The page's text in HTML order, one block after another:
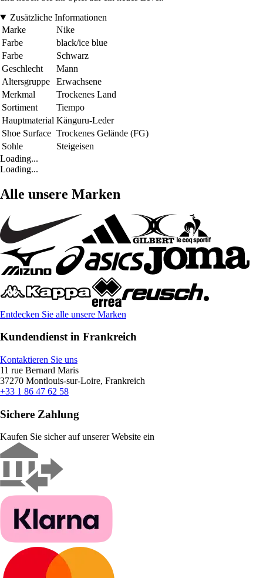
Zusätzliche Informationen
Marke
Nike
Farbe
black/ice blue
Farbe
Schwarz
Geschlecht
Mann
Altersgruppe
Erwachsene
Merkmal
Trockenes Land
Sortiment
Tiempo
Hauptmaterial Känguru-Leder
Shoe Surface Trockenes Gelände (FG)
Sohle
Steigeisen
Loading...
Loading...
Alle unsere Marken
Entdecken Sie alle unsere Marken
Kundendienst in Frankreich
Kontaktieren Sie uns
11 rue Bernard Maris
37270 Montlouis-sur-Loire, Frankreich
+33 1 86 47 62 58
Sichere Zahlung
Kaufen Sie sicher auf unserer Website ein